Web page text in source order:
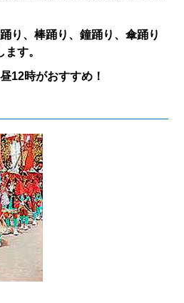
り、棒踊り、鐘踊り、傘踊り
す。
12時がおすすめ！